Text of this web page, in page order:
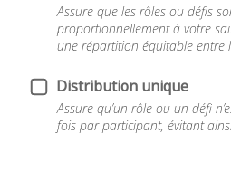
Assure que les rôles ou défis
proportionnellement à votre
une répartition équitable entre
Distribution unique
Assure qu’un rôle ou un défi
fois par participant, évitant